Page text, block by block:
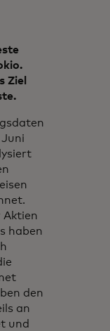
Ziel
Aktien
haben
den
an
und